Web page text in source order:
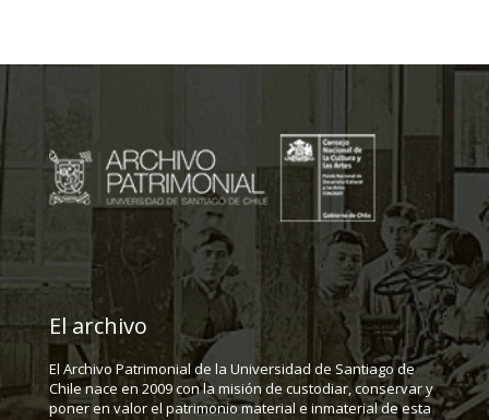
El archivo
El Archivo Patrimonial de la Universidad de Santiago de
Chile nace en 2009 con la misión de custodiar, conservar y
poner en valor el patrimonio material e inmaterial de esta